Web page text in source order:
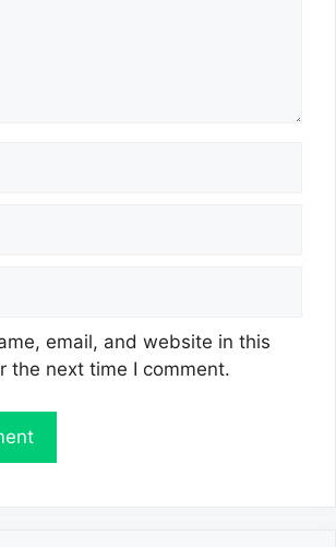
email, and website in this
the next time I comment.